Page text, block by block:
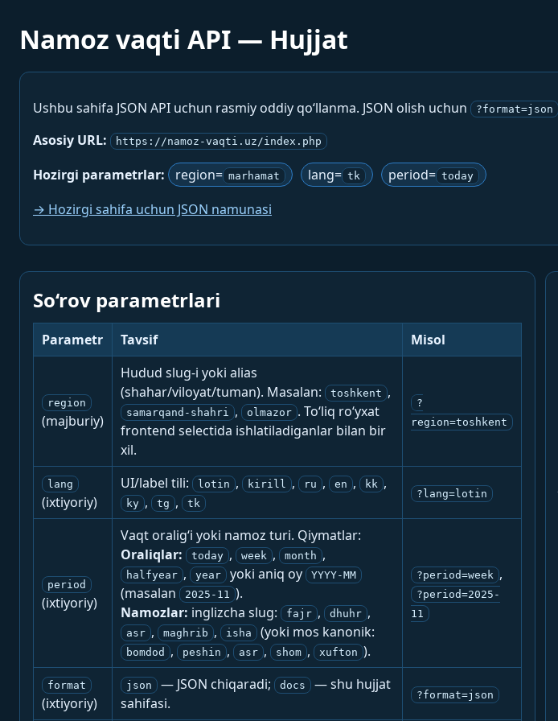
Namoz vaqti API — Hujjat
Ushbu sahifa JSON API uchun rasmiy oddiy qo‘llanma. JSON olish uchun ?format=json
Asosiy URL:
https://namoz-vaqti.uz/index.php
Hozirgi parametrlar: region= marhamat lang= tk period= today
→ Hozirgi sahifa uchun JSON namunasi
So‘rov parametrlari
Parametr Tavsif Misol
region
(majburiy)
Hudud slug-i yoki alias
(shahar/viloyat/tuman). Masalan:
toshkent ,
samarqand-shahri , olmazor . To‘liq ro‘yxat
frontend selectida ishlatiladiganlar bilan bir
xil.
?
region=toshkent
lang
(ixtiyoriy)
UI/label tili: lotin , kirill , ru , en , kk ,
ky , tg , tk
?lang=lotin
period
(ixtiyoriy)
Vaqt oralig‘i yoki namoz turi. Qiymatlar:
Oraliqlar:
today , week , month ,
halfyear , year yoki aniq oy YYYY-MM
(masalan 2025-11 ).
Namozlar: inglizcha slug: fajr , dhuhr ,
asr , maghrib , isha (yoki mos kanonik:
bomdod , peshin , asr , shom , xufton ).
?period=week ,
?period=2025-
11
format
(ixtiyoriy)
json — JSON chiqaradi; docs
— shu hujjat
sahifasi.
?format=json